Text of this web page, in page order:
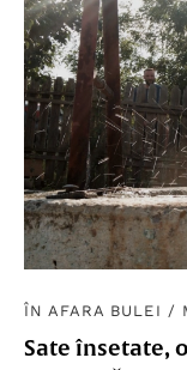
ÎN AFARA BULEI /
Sate însetate,